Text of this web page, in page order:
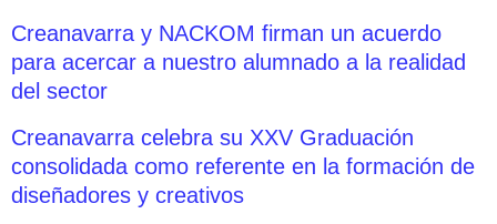
Creanavarra y NACKOM firman un acuerdo
para acercar a nuestro alumnado a la realidad
del sector
Creanavarra celebra su XXV Graduación
consolidada como referente en la formación de
diseñadores y creativos